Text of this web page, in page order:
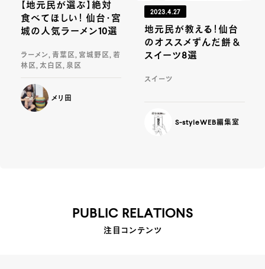
【地元民が選ぶ】絶対
食べてほしい！ 仙台・宮
城の人気ラーメン10選
ラーメン, 青葉区, 宮城野区, 若
林区, 太白区, 泉区
メリ田
2023.4.27
地元民が教える！仙台
のオススメずんだ餅＆
スイーツ8選
スイーツ
S-styleWEB編集室
PUBLIC RELATIONS
注目コンテンツ